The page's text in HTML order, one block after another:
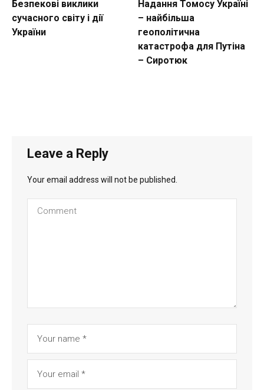
Безпекові виклики
сучасного світу і дії
України
Надання Томосу Україні
– найбільша
геополітична
катастрофа для Путіна
– Сиротюк
Leave a Reply
Your email address will not be published.